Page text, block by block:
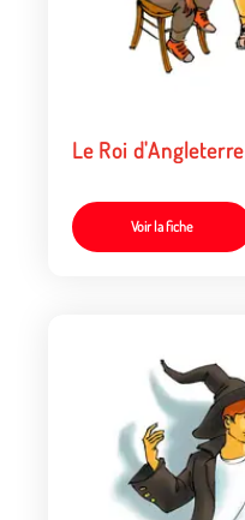
Le Roi d'Angleterre
Voir la fiche